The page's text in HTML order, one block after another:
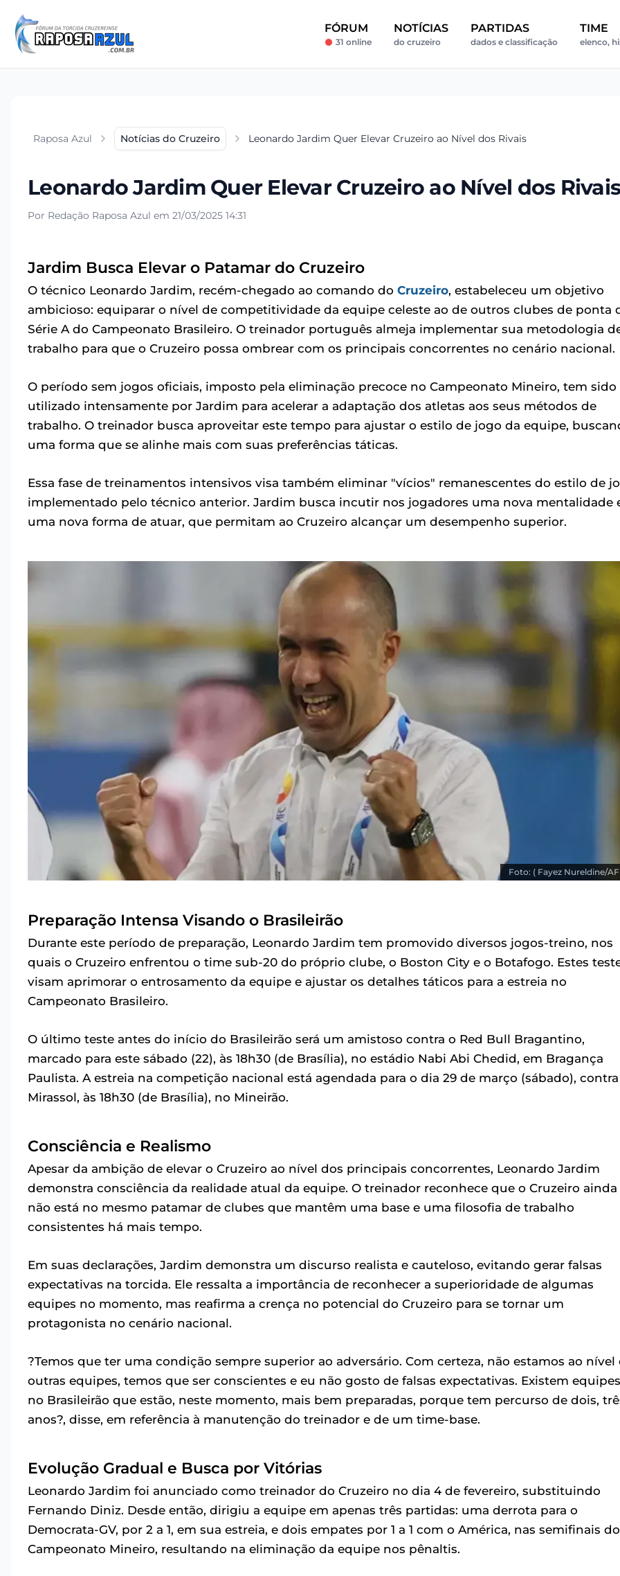
FÓRUM
31 online
NOTÍCIAS
do cruzeiro
PARTIDAS
dados e classificação
TIME
elenco,
Raposa Azul Notícias do Cruzeiro Leonardo Jardim Quer Elevar Cruzeiro ao Nível dos Rivais
Leonardo Jardim Quer Elevar Cruzeiro ao Nível dos Rivais
Por Redação Raposa Azul em 21/03/2025 14:31
Jardim Busca Elevar o Patamar do Cruzeiro
O técnico Leonardo Jardim, recém-chegado ao comando do Cruzeiro, estabeleceu um objetivo
ambicioso: equiparar o nível de competitividade da equipe celeste ao de outros clubes de ponta
Série A do Campeonato Brasileiro. O treinador português almeja implementar sua metodologia
trabalho para que o Cruzeiro possa ombrear com os principais concorrentes no cenário nacional.
O período sem jogos oficiais, imposto pela eliminação precoce no Campeonato Mineiro, tem sido
utilizado intensamente por Jardim para acelerar a adaptação dos atletas aos seus métodos de
trabalho. O treinador busca aproveitar este tempo para ajustar o estilo de jogo da equipe,
uma forma que se alinhe mais com suas preferências táticas.
Essa fase de treinamentos intensivos visa também eliminar "vícios" remanescentes do estilo de
implementado pelo técnico anterior. Jardim busca incutir nos jogadores uma nova mentalidade
uma nova forma de atuar, que permitam ao Cruzeiro alcançar um desempenho superior.
Foto: ( Fayez Nureldine/
Preparação Intensa Visando o Brasileirão
Durante este período de preparação, Leonardo Jardim tem promovido diversos jogos-treino, nos
quais o Cruzeiro enfrentou o time sub-20 do próprio clube, o Boston City e o Botafogo. Estes
visam aprimorar o entrosamento da equipe e ajustar os detalhes táticos para a estreia no
Campeonato Brasileiro.
O último teste antes do início do Brasileirão será um amistoso contra o Red Bull Bragantino,
marcado para este sábado (22), às 18h30 (de Brasília), no estádio Nabi Abi Chedid, em Bragança
Paulista. A estreia na competição nacional está agendada para o dia 29 de março (sábado),
Mirassol, às 18h30 (de Brasília), no Mineirão.
Consciência e Realismo
Apesar da ambição de elevar o Cruzeiro ao nível dos principais concorrentes, Leonardo Jardim
demonstra consciência da realidade atual da equipe. O treinador reconhece que o Cruzeiro ainda
não está no mesmo patamar de clubes que mantêm uma base e uma filosofia de trabalho
consistentes há mais tempo.
Em suas declarações, Jardim demonstra um discurso realista e cauteloso, evitando gerar falsas
expectativas na torcida. Ele ressalta a importância de reconhecer a superioridade de algumas
equipes no momento, mas reafirma a crença no potencial do Cruzeiro para se tornar um
protagonista no cenário nacional.
?Temos que ter uma condição sempre superior ao adversário. Com certeza, não estamos ao nível
outras equipes, temos que ser conscientes e eu não gosto de falsas expectativas. Existem equipes
no Brasileirão que estão, neste momento, mais bem preparadas, porque tem percurso de dois,
anos?, disse, em referência à manutenção do treinador e de um time-base.
Evolução Gradual e Busca por Vitórias
Leonardo Jardim foi anunciado como treinador do Cruzeiro no dia 4 de fevereiro, substituindo
Fernando Diniz. Desde então, dirigiu a equipe em apenas três partidas: uma derrota para o
Democrata-GV, por 2 a 1, em sua estreia, e dois empates por 1 a 1 com o América, nas semifinais do
Campeonato Mineiro, resultando na eliminação da equipe nos pênaltis.